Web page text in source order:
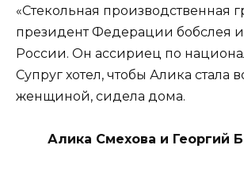
«Стекольная производственная
президент Федерации бобслея и
России. Он ассириец по
Супруг хотел, чтобы Алика стала
женщиной, сидела дома.
Алика Смехова и Георгий